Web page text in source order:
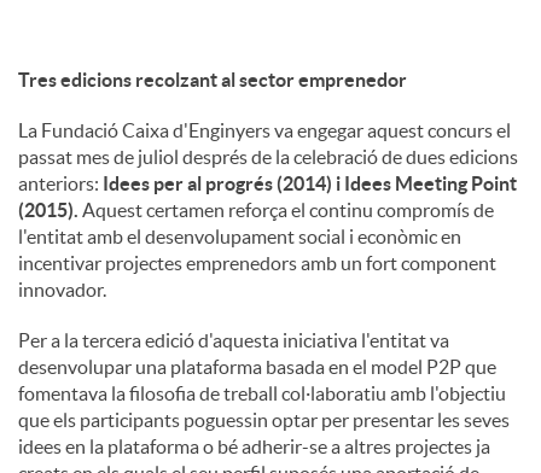
Tres edicions recolzant al sector emprenedor
La Fundació Caixa d'Enginyers va engegar aquest concurs el
passat mes de juliol després de la celebració de dues edicions
anteriors: Idees per al progrés (2014) i Idees Meeting Point
(2015). Aquest certamen reforça el continu compromís de
l'entitat amb el desenvolupament social i econòmic en
incentivar projectes emprenedors amb un fort component
innovador.
Per a la tercera edició d'aquesta iniciativa l'entitat va
desenvolupar una plataforma basada en el model P2P que
fomentava la filosofia de treball col·laboratiu amb l'objectiu
que els participants poguessin optar per presentar les seves
idees en la plataforma o bé adherir-se a altres projectes ja